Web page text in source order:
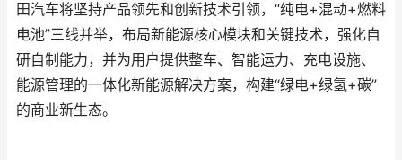
田汽车将坚持产品领先和创新技术引领，“纯电+混动+燃料
电池”三线并举，布局新能源核心模块和关键技术，强化自
研自制能力，并为用户提供整车、智能运力、充电设施、
能源管理的一体化新能源解决方案，构建“绿电+绿氢+碳”
的商业新生态。